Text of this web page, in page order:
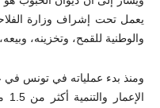
يعمل تحت إشراف وزارة
والوطنية للقمح، وتخزينه،